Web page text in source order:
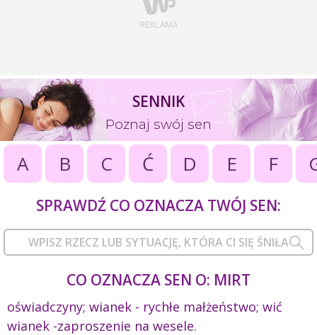
SENNIK
Poznaj swój sen
A B C Ć D E F
SPRAWDŹ CO OZNACZA TWÓJ SEN:
CO OZNACZA SEN O: MIRT
oświadczyny; wianek - rychłe małżeństwo; wić
wianek -zaproszenie na wesele.